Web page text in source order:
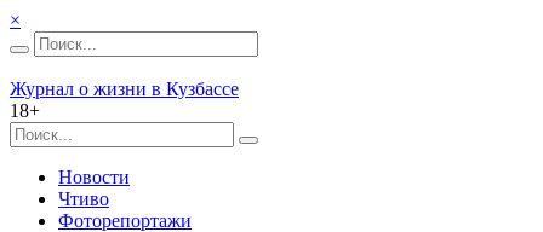
×
Журнал о жизни в Кузбассе
18+
Новости
Чтиво
Фоторепортажи